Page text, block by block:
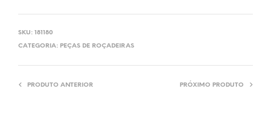
SKU: 181180
CATEGORIA: PEÇAS DE ROÇADEIRAS
PRODUTO ANTERIOR PRÓXIMO PRODUTO